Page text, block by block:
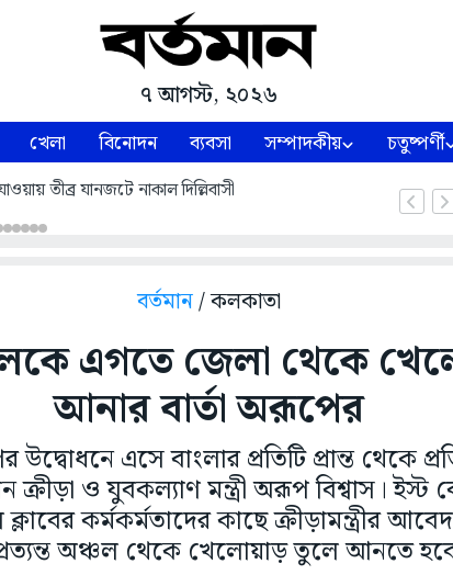
৭ আগস্ট, ২০২৬
খেলা বিনোদন ব্যবসা সম্পাদকীয় চতুষ্পর্ণী
তীব্র যানজটে নাকাল দিল্লিবাসী
বর্তমান/ কলকাতা
এগতে জেলা থেকে
আনার বার্তা অরূপের
উদ্বোধনে এসে বাংলার প্রতিটি প্রান্ত থেকে
ক্রীড়া ও যুবকল্যাণ মন্ত্রী অরূপ বিশ্বাস। ইস্ট
কর্মকর্মতাদের কাছে ক্রীড়ামন্ত্রীর
অঞ্চল থেকে খেলোয়াড় তুলে আনতে